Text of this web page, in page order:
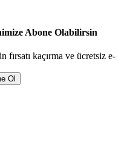
Abone Olabilirsin
fırsatı kaçırma ve ücretsiz e-
Ol